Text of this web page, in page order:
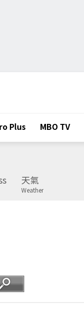
Plus MBO TV
天氣
Weather